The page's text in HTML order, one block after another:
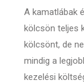
A kamatlábak
kölcsön teljes
kölcsönt, de
mindig a
kezelési